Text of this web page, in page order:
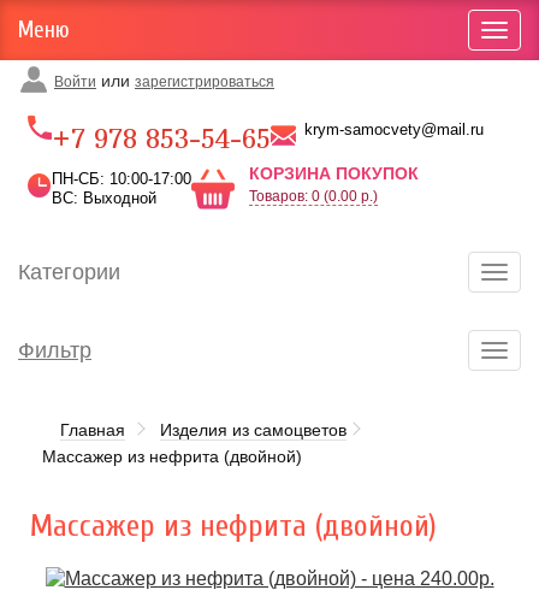
Войти или зарегистрироваться
+7 978 853-54-65 krym-samocvety@mail.ru
ПН-СБ: 10:00-17:00
ВС: Выходной
КОРЗИНА ПОКУПОК
Товаров: 0 (0.00 р.)
Меню
Категории
Фильтр
Главная
Изделия из самоцветов
Массажер из нефрита (двойной)
Массажер из нефрита (двойной)